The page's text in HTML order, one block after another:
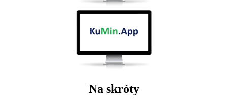
Na skróty